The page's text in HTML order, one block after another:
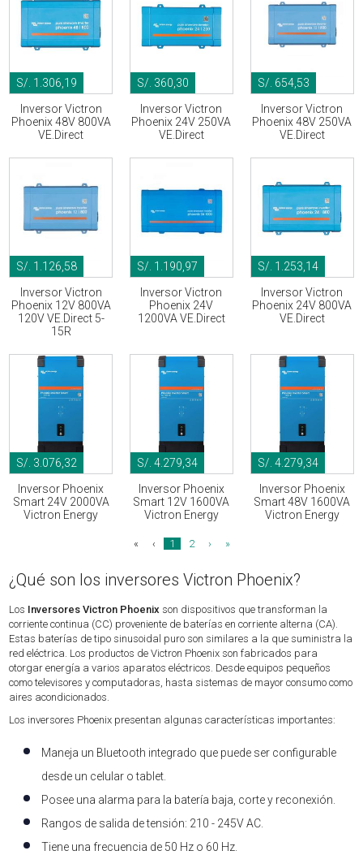
S/. 1.306,19
Inversor Victron
Phoenix 48V 800VA
VE.Direct
S/. 360,30
Inversor Victron
Phoenix 24V 250VA
VE.Direct
S/. 654,53
Inversor Victron
Phoenix 48V 250VA
VE.Direct
S/. 1.126,58
Inversor Victron
Phoenix 12V 800VA
120V VE.Direct 5-
15R
S/. 1.190,97
Inversor Victron
Phoenix 24V
1200VA VE.Direct
S/. 1.253,14
Inversor Victron
Phoenix 24V 800VA
VE.Direct
S/. 3.076,32
Inversor Phoenix
Smart 24V 2000VA
Victron Energy
S/. 4.279,34
Inversor Phoenix
Smart 12V 1600VA
Victron Energy
S/. 4.279,34
Inversor Phoenix
Smart 48V 1600VA
Victron Energy
« ‹ 1 2 › »
¿Qué son los inversores Victron Phoenix?
Los Inversores Victron Phoenix ​ son dispositivos que transforman la
corriente continua (CC) proveniente de baterías en corriente alterna (CA).
Estas baterías de tipo sinusoidal puro son similares a la que suministra la
red eléctrica. Los productos de Victron Phoenix son fabricados para
otorgar energía a varios aparatos eléctricos. Desde equipos pequeños
como televisores y computadoras, hasta sistemas de mayor consumo como
aires acondicionados.
Los inversores Phoenix presentan algunas características importantes:
Maneja un Bluetooth integrado que puede ser configurable
desde un celular o tablet.
Posee una alarma para la batería baja, corte y reconexión.
Rangos de salida de tensión: 210 - 245V AC.
Tiene una frecuencia de 50 Hz o 60 Hz.